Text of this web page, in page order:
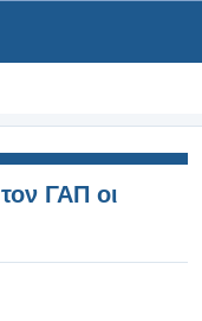
ΓΑΠ οι